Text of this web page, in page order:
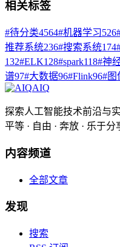
相关标签
#待分类4564#机器学习526
推荐系统236#搜索系统174
132#ELK128#spark118#神
谱97#大数据96#Flink96#图
AIQ
探索人工智能技术前沿与实
平等 · 自由 · 奔放 · 乐于分
内容频道
全部文章
发现
搜索